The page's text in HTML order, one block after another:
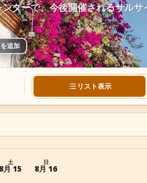
ダーで、今後開催されるサル
追加
リスト表示
土
8月 15
日
8月 16